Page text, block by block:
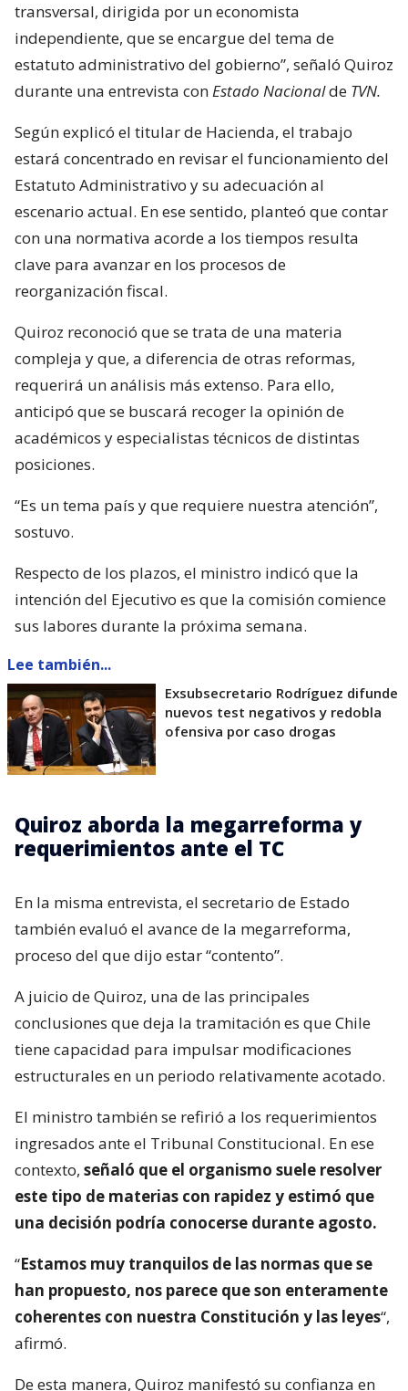
transversal, dirigida por un economista
independiente, que se encargue del tema de
estatuto administrativo del gobierno”, señaló Quiroz
durante una entrevista conEstado Nacionalde TVN.
Según explicó el titular de Hacienda, el trabajo
estará concentrado en revisar el funcionamiento del
Estatuto Administrativo y su adecuación al
escenario actual. En ese sentido, planteó que contar
con una normativa acorde a los tiempos resulta
clave para avanzar en los procesos de
reorganización fiscal.
Quiroz reconoció que se trata de una materia
compleja y que, a diferencia de otras reformas,
requerirá un análisis más extenso. Para ello,
anticipó que se buscará recoger la opinión de
académicos y especialistas técnicos de distintas
posiciones.
“Es un tema país y que requiere nuestra atención”,
sostuvo.
Respecto de los plazos, el ministro indicó que la
intención del Ejecutivo es que la comisión comience
sus labores durante la próxima semana.
Lee también...
Exsubsecretario Rodríguez difunde
nuevos test negativos y redobla
ofensiva por caso drogas
Quiroz aborda la megarreforma y
requerimientos ante el TC
En la misma entrevista, el secretario de Estado
también evaluó el avance de la megarreforma,
proceso del que dijo estar “contento”.
A juicio de Quiroz, una de las principales
conclusiones que deja la tramitación es que Chile
tiene capacidad para impulsar modificaciones
estructurales en un periodo relativamente acotado.
El ministro también se refirió a los requerimientos
ingresados ante el Tribunal Constitucional. En ese
contexto, señaló que el organismo suele resolver
este tipo de materias con rapidez y estimó que
una decisión podría conocerse durante agosto.
“Estamos muy tranquilos de las normas que se
han propuesto, nos parece que son enteramente
coherentes con nuestra Constitución y las leyes“,
afirmó.
De esta manera, Quiroz manifestó su confianza en